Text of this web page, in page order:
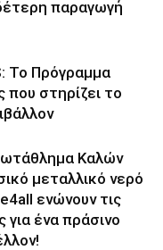
παραγωγή
Το Πρόγραμμα
που στηρίζει το
Καλών
μεταλλικό νερό
ενώνουν τις
για ένα πράσινο